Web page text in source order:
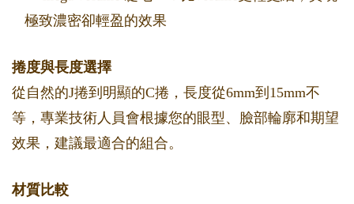
極致濃密卻輕盈的效果
捲度與長度選擇
從自然的J捲到明顯的C捲，長度從6mm到15mm不
等，專業技術人員會根據您的眼型、臉部輪廓和期望
效果，建議最適合的組合。
材質比較